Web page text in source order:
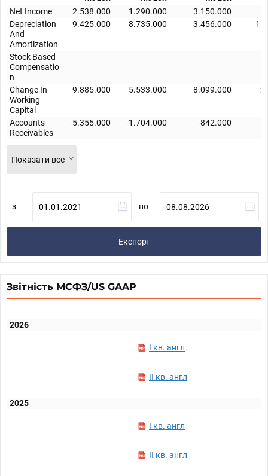
Net Income 2.538.000 1.290.000 3.150.000
Depreciation
And
Amortization
9.425.000 8.735.000 3.456.000
Stock Based
Compensatio
n
Change In
Working
Capital
-9.885.000 -5.533.000 -8.099.000 -
Accounts
Receivables
-5.355.000 -1.704.000 -842.000
Показати все
з по
Експорт
Звітність МСФЗ/US GAAP
2026
I кв. англ
II кв. англ
2025
I кв. англ
II кв. англ